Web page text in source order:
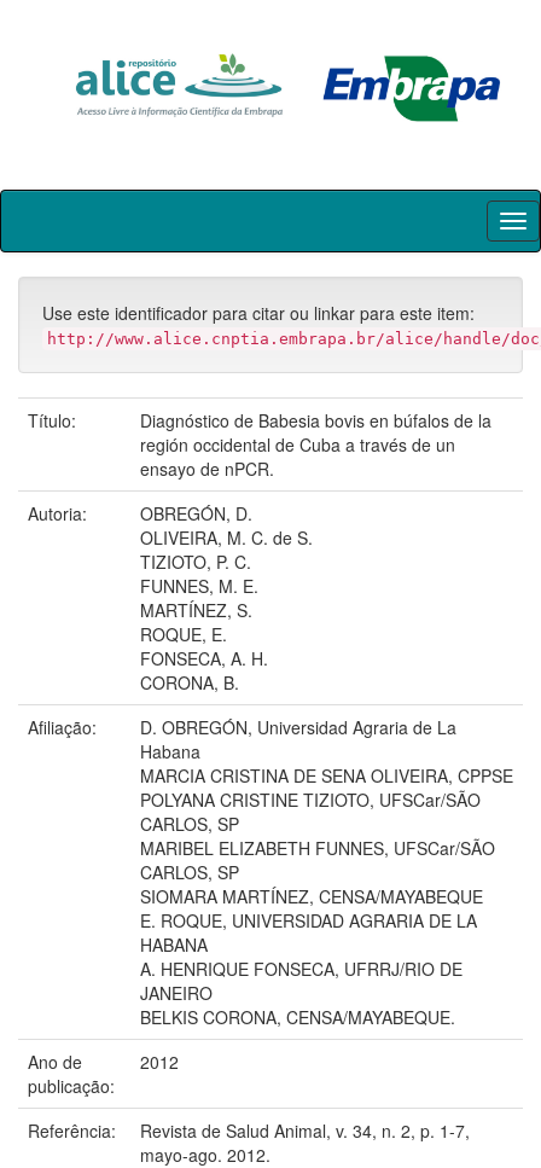
Skip
Use este identificador para citar ou linkar para este item:
http://www.alice.cnptia.embrapa.br/alice/handle/
Título:
Diagnóstico de Babesia bovis en búfalos de la
región occidental de Cuba a través de un
ensayo de nPCR.
Autoria:
OBREGÓN, D.
OLIVEIRA, M. C. de S.
TIZIOTO, P. C.
FUNNES, M. E.
MARTÍNEZ, S.
ROQUE, E.
FONSECA, A. H.
CORONA, B.
Afiliação:
D. OBREGÓN, Universidad Agraria de La
Habana
MARCIA CRISTINA DE SENA OLIVEIRA, CPPSE
POLYANA CRISTINE TIZIOTO, UFSCar/SÃO
CARLOS, SP
MARIBEL ELIZABETH FUNNES, UFSCar/SÃO
CARLOS, SP
SIOMARA MARTÍNEZ, CENSA/MAYABEQUE
E. ROQUE, UNIVERSIDAD AGRARIA DE LA
HABANA
A. HENRIQUE FONSECA, UFRRJ/RIO DE
JANEIRO
BELKIS CORONA, CENSA/MAYABEQUE.
Ano de
publicação:
2012
Referência:
Revista de Salud Animal, v. 34, n. 2, p. 1-7,
mayo-ago. 2012.